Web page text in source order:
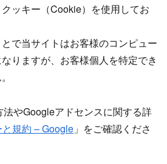
ッキー（Cookie）を使用してお
で当サイトはお客様のコンピュー
りますが、お客様個人を特定でき
やGoogleアドセンスに関する詳
規約 – Google 」をご確認くださ